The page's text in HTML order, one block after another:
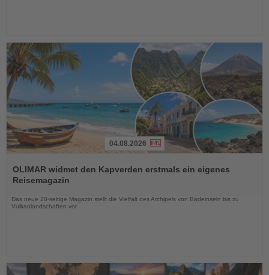
Sie
die
Nachrichten
04.08.2026
OLIMAR widmet den Kapverden erstmals ein eigenes
Reisemagazin
Das neue 20-seitige Magazin stellt die Vielfalt des Archipels von Badeinseln bis zu
Vulkanlandschaften vor